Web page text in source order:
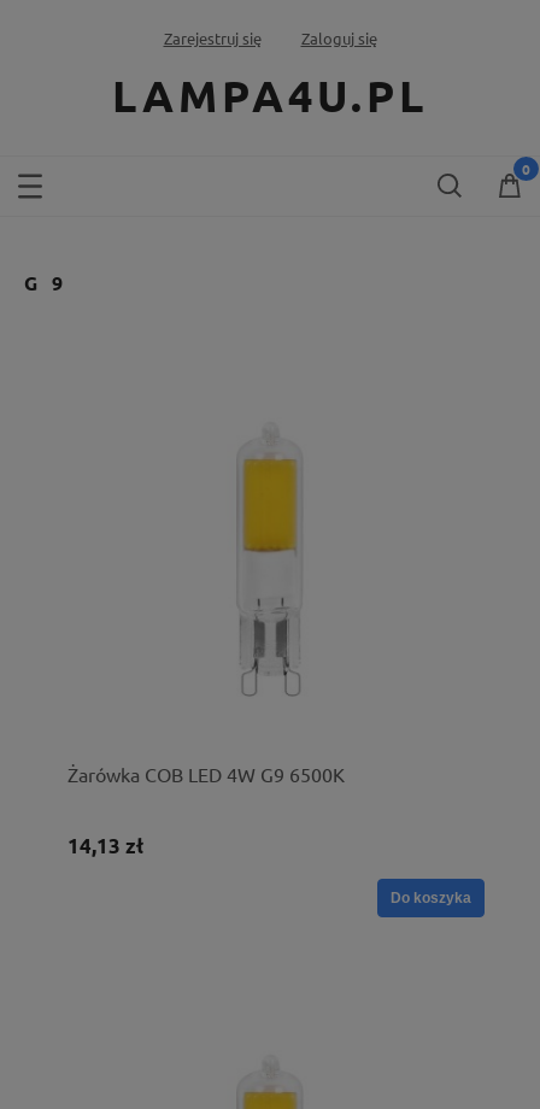
Zarejestruj się Zaloguj się
LAMPA4U.PL
G 9
Żarówka COB LED 4W G9 6500K
14,13 zł
Do koszyka